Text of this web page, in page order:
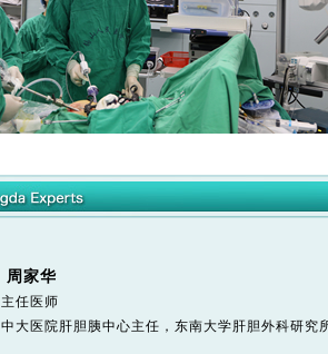
周家华
主任医师
中大医院肝胆胰中心主任，东南大学肝胆外科研究